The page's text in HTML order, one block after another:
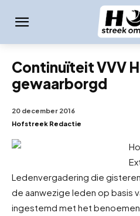
Continuïteit VVV
gewaarborgd
20 december 2016
Hofstreek Redactie
Ledenvergadering die
de aanwezige leden op basis
ingestemd met het